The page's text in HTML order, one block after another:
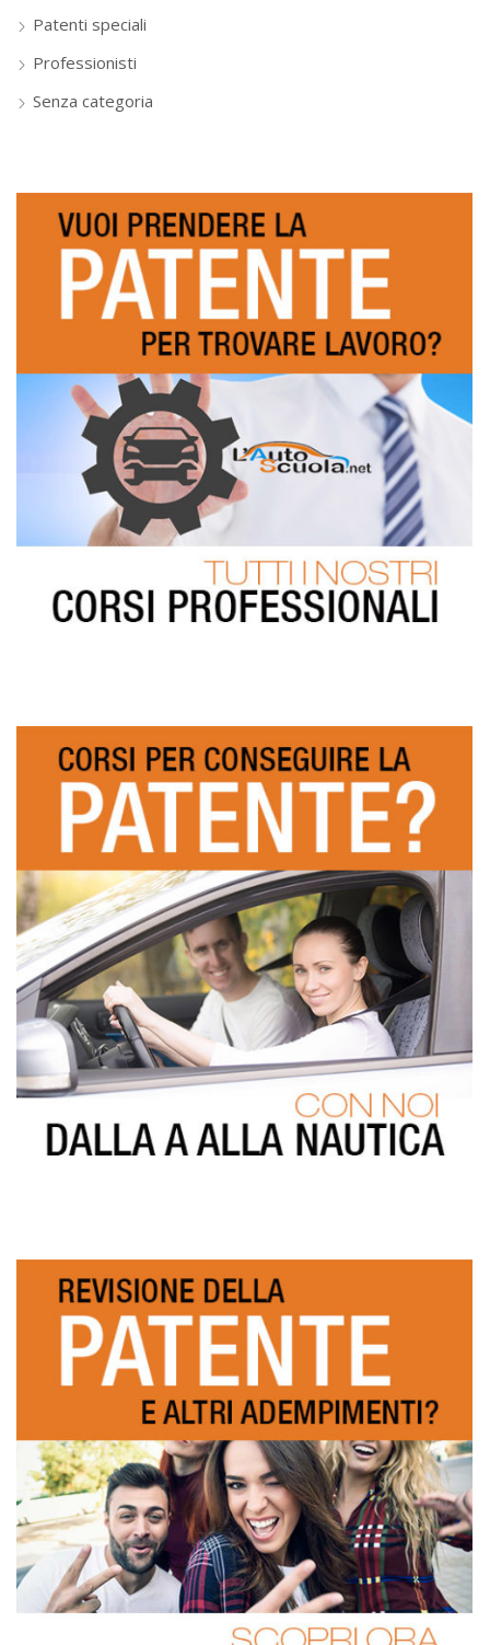
Patenti speciali
Professionisti
Senza categoria